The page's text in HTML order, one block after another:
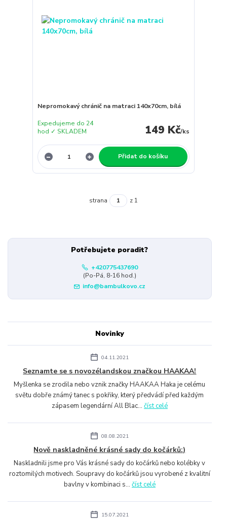
Nepromokavý chránič na matraci 140x70cm, bílá
149 Kč/ks
Expedujeme do 24
hod ✓ SKLADEM
Přidat do košíku
strana z 1
Potřebujete poradit?
+420775437690
(Po-Pá, 8-16 hod.)
info@bambulkovo.cz
Novinky
04.11.2021
Seznamte se s novozélandskou značkou HAAKAA!
Myšlenka se zrodila nebo vznik značky HAAKAA Haka je celému
světu dobře známý tanec s pokřiky, který předvádí před každým
zápasem legendární All Blac... číst celé
08.08.2021
Nově naskladněné krásné sady do kočárků:)
Naskladnili jsme pro Vás krásné sady do kočárků nebo kolébky v
roztomilých motivech. Soupravy do kočárků jsou vyrobené z kvalitní
bavlny v kombinaci s... číst celé
15.07.2021